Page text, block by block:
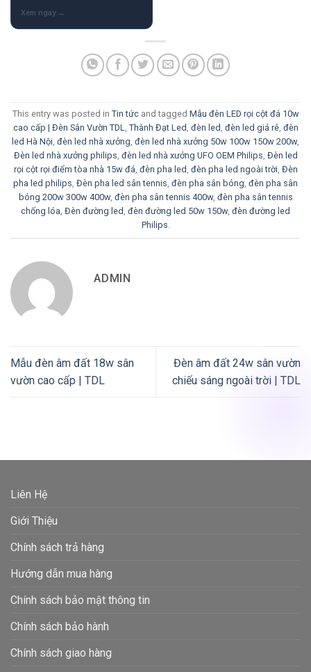
This entry was posted in Tin tứcand tagged Mẫu đèn LED rọi cột đá 10w
cao cấp | Đèn Sân Vườn TDL, Thành Đạt Led, đèn led, đèn led giá rê, đèn
led Hà Nội, đèn led nhà xưởng, đèn led nhà xưởng 50w 100w 150w 200w,
Đèn led nhà xưởng philips, đèn led nhà xưởng UFO OEM Philips, Đèn led
rọi cột rọi điểm tòa nhà 15w đá, đèn pha led, đèn pha led ngoài trời, Đèn
pha led philips, Đèn pha led sân tennis, đèn pha sân bóng, đèn pha sân
bóng 200w 300w 400w, đèn pha sân tennis 400w, đèn pha sân tennis
chống lóa, Đèn đường led, đèn đường led 50w 150w, đèn đường led
Philips.
ADMIN
Mẫu đèn âm đất 18w sân
vườn cao cấp | TDL
Đèn âm đất 24w sân vườn
chiếu sáng ngoài trời | TDL
Liên Hệ
Giới Thiệu
Chính sách trả hàng
Hướng dẫn mua hàng
Chính sách bảo mật thông tin
Chính sách bảo hành
Chính sách giao hàng